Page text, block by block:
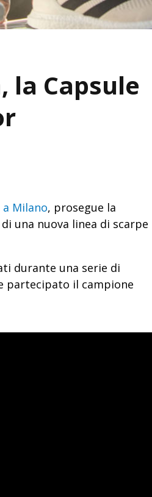
la Capsule
Milano, prosegue la
una nuova linea di scarpe
durante una serie di
partecipato il campione